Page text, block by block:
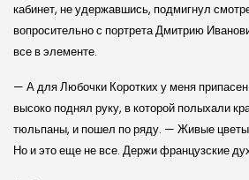
кабинет, не удержавшись, подмигнул
вопросительно с портрета Дмитрию
все в элементе.
— А для Любочки Коротких у меня
высоко поднял руку, в которой полыхали
тюльпаны, и пошел по ряду. — Живые
Но и это еще не все. Держи французские